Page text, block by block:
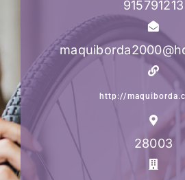
915791213
http://
28003